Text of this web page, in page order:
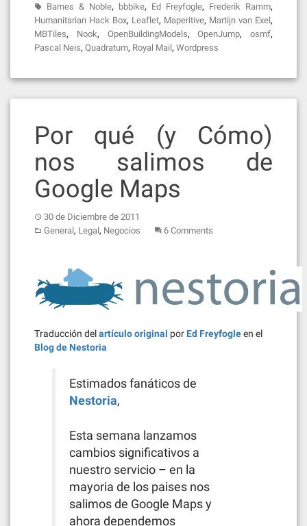
Barnes & Noble, bbbike, Ed Freyfogle, Frederik Ramm,
Humanitarian Hack Box, Leaflet, Maperitive, Martijn van Exel,
MBTiles, Nook, OpenBuildingModels,OpenJump, osmf,
Pascal Neis, Quadratum, Royal Mail, Wordpress
Por qué (y Cómo)
nos salimos de
Google Maps
30 de Diciembre de 2011
General, Legal, Negocios 6 Comments
Traducción delartículo original por Ed Freyfogleen el
Blog de Nestoria
Estimados fanáticos de
Nestoria,
Esta semana lanzamos
cambios significativos a
nuestro servicio – en la
mayoria de los paises nos
salimos de Google Maps y
ahora dependemos